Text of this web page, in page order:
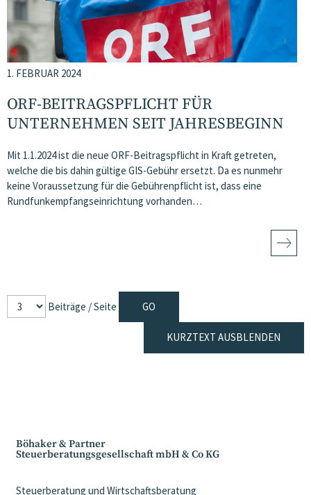
1. FEBRUAR 2024
ORF-BEITRAGSPFLICHT FÜR
UNTERNEHMEN SEIT JAHRESBEGINN
Mit 1.1.2024 ist die neue ORF-Beitragspflicht in Kraft getreten,
welche die bis dahin gültige GIS-Gebühr ersetzt. Da es nunmehr
keine Voraussetzung für die Gebührenpflicht ist, dass eine
Rundfunkempfangseinrichtung vorhanden…
Beiträge / Seite
KURZTEXT AUSBLENDEN
Böhaker & Partner
Steuerberatungsgesellschaft mbH & Co KG
Steuerberatung und Wirtschaftsberatung